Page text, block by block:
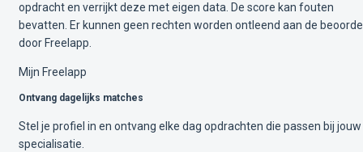
opdracht en verrijkt deze met eigen data. De score kan fouten
bevatten. Er kunnen geen rechten worden ontleend aan de
door Freelapp.
Mijn Freelapp
Ontvang dagelijks matches
Stel je profiel in en ontvang elke dag opdrachten die passen bij jouw
specialisatie.